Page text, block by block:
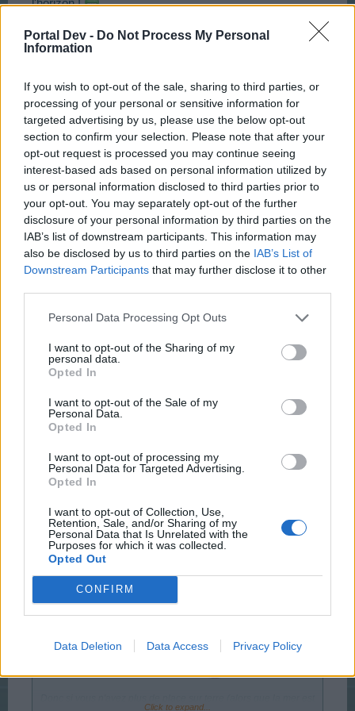
Portal Dev - Do Not Process My Personal
Information
If you wish to opt-out of the sale, sharing to third parties, or
processing of your personal or sensitive information for
targeted advertising by us, please use the below opt-out
section to confirm your selection. Please note that after your
opt-out request is processed you may continue seeing
interest-based ads based on personal information utilized by
us or personal information disclosed to third parties prior to
your opt-out. You may separately opt-out of the further
disclosure of your personal information by third parties on the
IAB’s list of downstream participants. This information may
also be disclosed by us to third parties on the IAB’s List of
Downstream Participants that may further disclose it to other
Personal Data Processing Opt Outs
I want to opt-out of the Sharing of my
personal data.
Opted In
I want to opt-out of the Sale of my
Personal Data.
Opted In
I want to opt-out of processing my
Personal Data for Targeted Advertising.
Opted In
I want to opt-out of Collection, Use,
Retention, Sale, and/or Sharing of my
Personal Data that Is Unrelated with the
Purposes for which it was collected.
Opted Out
CONFIRM
Data Deletion Data Access Privacy Policy
l'horizon !
Plus sérieusement, je mets toutes ces déco un peu
farfelue dans la zone de banlieue (c'est moche mais ça
briqueterie et la brasserie, cette partie de ma ville ne me
sert à rien d'autre. J'y met également toutes mes
centrales électriques pour gagner de la place sur le
plateau principal.
Et en ce qui concerne la partie mer, pourquoi ne pas
avoir crée les éoliennes de mer ?
Feb 26, 2018
Toutentoclikes this.
Toutentoc
bonne question pour les éoliennes de mer, mais y a
tellement de choses qui pourraient être faites, mais
Feb 26, 2018
User
Bonjour à tous,
de l'événement 'Festival de rock') est une décoration qui peut se
terrains montagneux et dans... la mer !
Click to expand...